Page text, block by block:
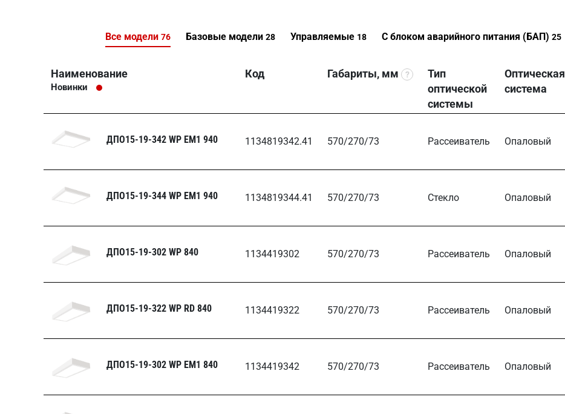
Все модели 76 Базовые модели 28 Управляемые 18 С блоком аварийного питания (БАП) 25
Наименование
Новинки
Код Габариты, мм ?
Тип
оптической
системы
Оптическая
система
ДПО15-19-342 WP EM1 940 1134819342.41 570/270/73 Рассеиватель Опаловый
ДПО15-19-344 WP EM1 940 1134819344.41 570/270/73 Стекло Опаловый
ДПО15-19-302 WP 840 1134419302 570/270/73 Рассеиватель Опаловый
ДПО15-19-322 WP RD 840 1134419322 570/270/73 Рассеиватель Опаловый
ДПО15-19-302 WP ЕМ1 840 1134419342 570/270/73 Рассеиватель Опаловый